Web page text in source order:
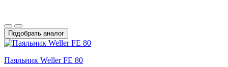
Подобрать аналог
Паяльник Weller FE 80